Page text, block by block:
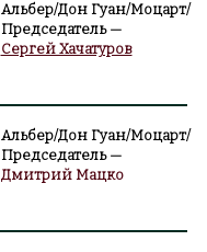
Альбер/Дон Гуан/Моцарт/
Председатель —
Сергей Хачатуров
Альбер/Дон Гуан/Моцарт/
Председатель —
Дмитрий Мацко